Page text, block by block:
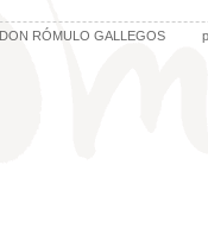
RÓMULO GALLEGOS